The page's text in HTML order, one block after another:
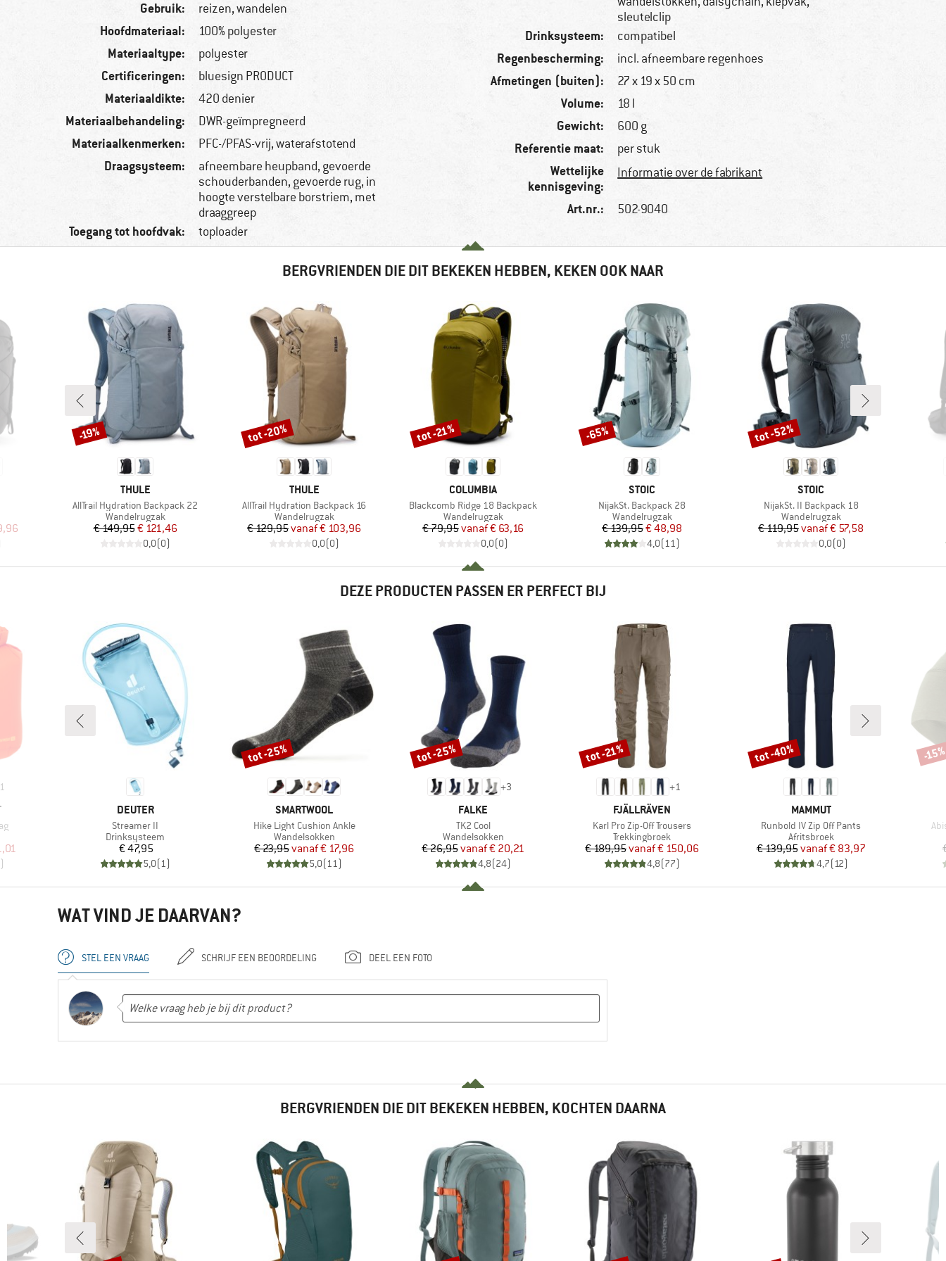
Gebruik: reizen, wandelen
Hoofdmateriaal: 100% polyester
Materiaaltype: polyester
Certificeringen: bluesign PRODUCT
Materiaaldikte: 420 denier
Materiaalbehandeling: DWR-geïmpregneerd
Materiaalkenmerken: PFC-/PFAS-vrij, waterafstotend
Draagsysteem:
afneembare heupband, gevoerde
schouderbanden, gevoerde rug, in
hoogte verstelbare borstriem, met
draaggreep
Toegang tot hoofdvak: toploader
sleutelclip
Drinksysteem: compatibel
Regenbescherming: incl. afneembare regenhoes
Afmetingen (buiten): 27 x 19 x 50 cm
Volume: 18 l
Gewicht: 600 g
Referentie maat: per stuk
Wettelijke
kennisgeving:
Informatie over de fabrikant
Art.nr.: 502-9040
BERGVRIENDEN DIE DIT BEKEKEN HEBBEN, KEKEN OOK NAAR
prijs
MERK
THULE
Artikel
AllTrail Hydration Backpack 22
Productgroep
Wandelrugzak
Prijs
€ 149,95Verlaagde prijs
€ 121,46
0,0(0)
Korting
-19%
MERK
THULE
Artikel
AllTrail Hydration Backpack 16
Productgroep
Wandelrugzak
Prijs
€ 129,95 Verlaagde prijs
vanaf€ 103,96
0,0(0)
Korting
tot -20%
MERK
COLUMBIA
Artikel
Blackcomb Ridge 18 Backpack
Productgroep
Wandelrugzak
Prijs
€ 79,95 Verlaagde prijs
vanaf€ 63,16
0,0(0)
Korting
tot -21%
MERK
STOIC
Artikel
NijakSt. Backpack 28
Productgroep
Wandelrugzak
Prijs
€ 139,95Verlaagde prijs
€ 48,98
4,0(11)
Korting
-65%
MERK
STOIC
Artikel
NijakSt. II Backpack 18
Productgroep
Wandelrugzak
Prijs
€ 119,95 Verlaagde prijs
vanaf€ 57,58
0,0(0)
Korting
tot -52%
DEZE PRODUCTEN PASSEN ER PERFECT BIJ
1
prijs
)
MERK
DEUTER
Artikel
Streamer II
Productgroep
Drinksysteem
Prijs
€ 47,95
5,0(1)
MERK
SMARTWOOL
Artikel
Hike Light Cushion Ankle
Productgroep
Wandelsokken
Prijs
€ 23,95 Verlaagde prijs
vanaf€ 17,96
5,0(11)
Korting
tot -25%
+3
MERK
FALKE
Artikel
TK2 Cool
Productgroep
Wandelsokken
Prijs
€ 26,95 Verlaagde prijs
vanaf€ 20,21
4,8(24)
Korting
tot -25%
+1
MERK
FJÄLLRÄVEN
Artikel
Karl Pro Zip-Off Trousers
Productgroep
Trekkingbroek
Prijs
€ 189,95 Verlaagde prijs
vanaf€ 150,06
4,8(77)
Korting
tot -21%
MERK
MAMMUT
Artikel
Runbold IV Zip Off Pants
Productgroep
Afritsbroek
Prijs
€ 139,95 Verlaagde prijs
vanaf€ 83,97
4,7(12)
Korting
tot -40% -
WAT VIND JE DAARVAN?
STEL EEN VRAAG SCHRIJF EEN BEOORDELING DEEL EEN FOTO
BERGVRIENDEN DIE DIT BEKEKEN HEBBEN, KOCHTEN DAARNA